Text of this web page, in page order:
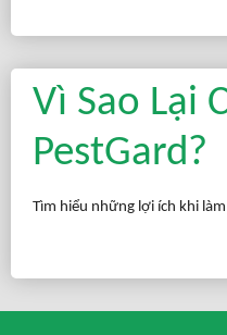
Vì Sao Lại
PestGard?
Tìm hiểu những lợi ích khi